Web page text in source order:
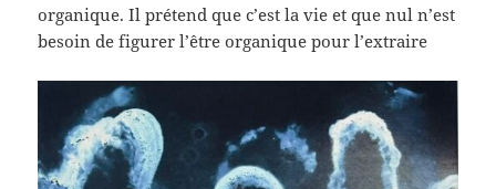
organique. Il prétend que c’est la vie et que nul n’est
besoin de figurer l’être organique pour l’extraire